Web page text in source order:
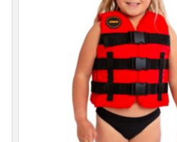
auf.
Die
Optionen
können
auf
der
Produktseite
gewählt
werden